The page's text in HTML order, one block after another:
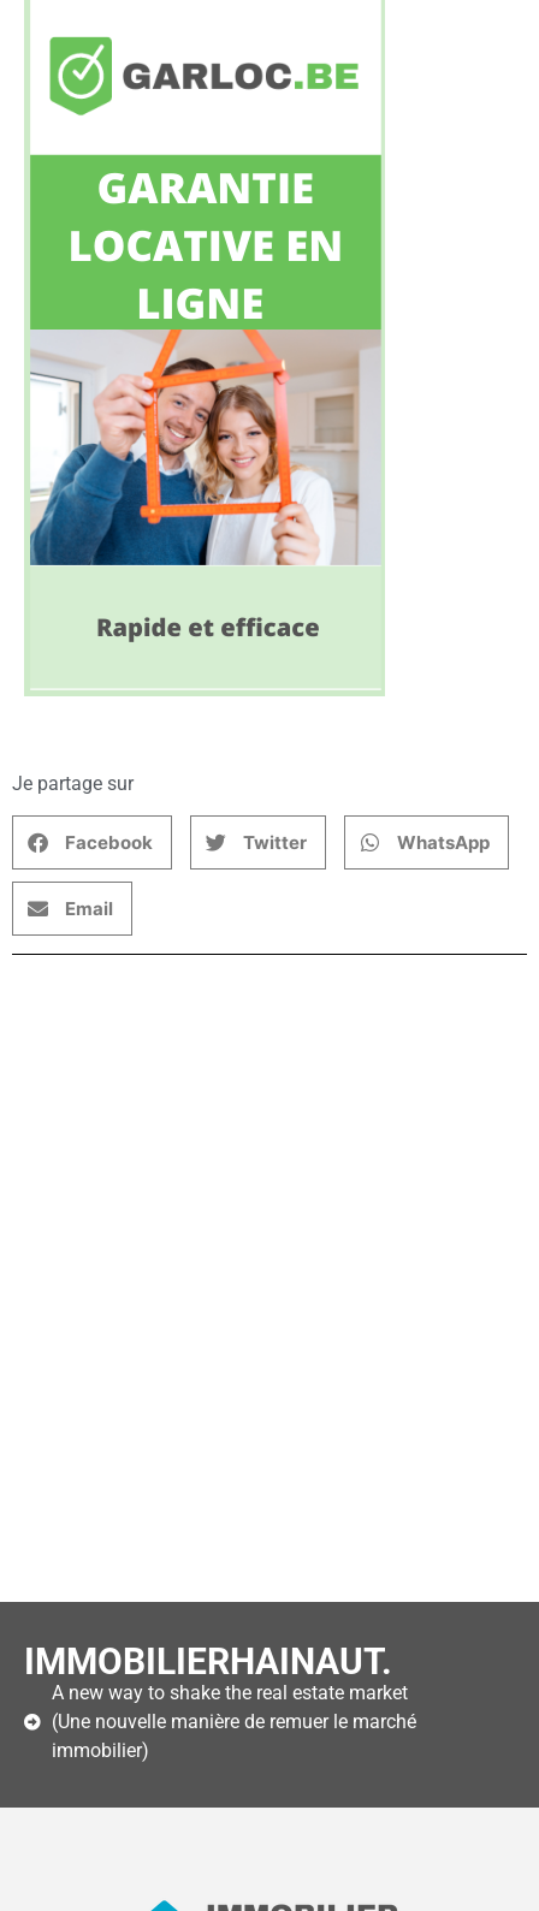
Je partage sur
Facebook Twitter WhatsApp
Email
IMMOBILIERHAINAUT.
A new way to shake the real estate market
(Une nouvelle manière de remuer le marché
immobilier)